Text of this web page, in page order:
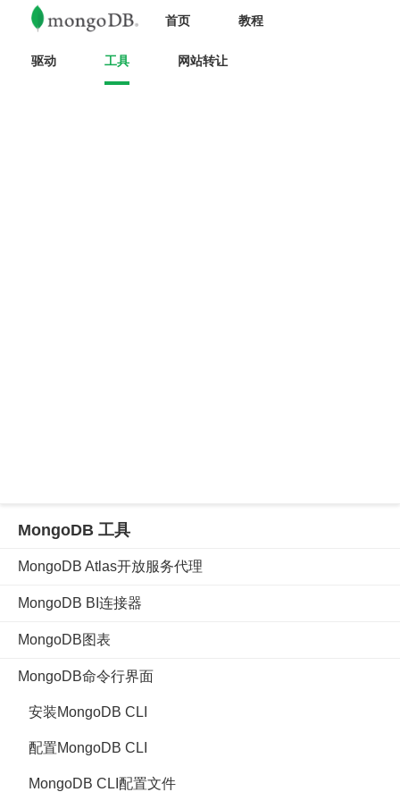
首页 教程
驱动 工具 网站转让
MongoDB 工具
MongoDB Atlas开放服务代理
MongoDB BI连接器
MongoDB图表
MongoDB命令行界面
安装MongoDB CLI
配置MongoDB CLI
MongoDB CLI配置文件